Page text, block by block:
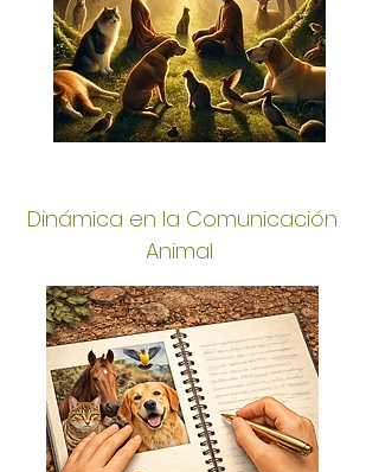
Dinámica en la Comunicación
Animal